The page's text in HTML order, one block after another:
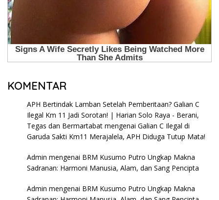
KOMENTAR
APH Bertindak Lamban Setelah Pemberitaan? Galian C
Ilegal Km 11 Jadi Sorotan! | Harian Solo Raya - Berani,
Tegas dan Bermartabat mengenai Galian C Ilegal di
Garuda Sakti Km11 Merajalela, APH Diduga Tutup Mata!
Admin mengenai BRM Kusumo Putro Ungkap Makna
Sadranan: Harmoni Manusia, Alam, dan Sang Pencipta
Admin mengenai BRM Kusumo Putro Ungkap Makna